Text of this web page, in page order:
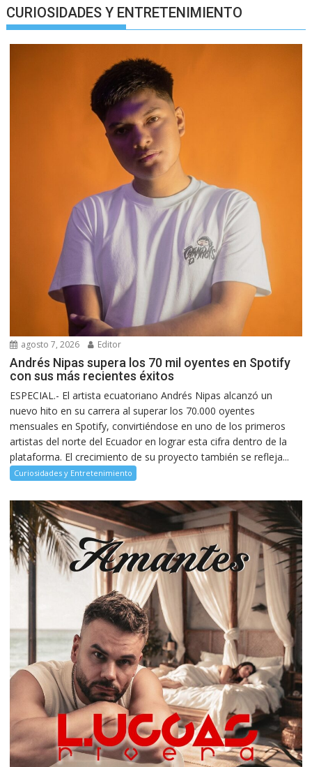
CURIOSIDADES Y ENTRETENIMIENTO
agosto 7, 2026 Editor
Andrés Nipas supera los 70 mil oyentes en Spotify
con sus más recientes éxitos
ESPECIAL.- El artista ecuatoriano Andrés Nipas alcanzó un
nuevo hito en su carrera al superar los 70.000 oyentes
mensuales en Spotify, convirtiéndose en uno de los primeros
artistas del norte del Ecuador en lograr esta cifra dentro de la
plataforma. El crecimiento de su proyecto también se refleja...
Curiosidades y Entretenimiento